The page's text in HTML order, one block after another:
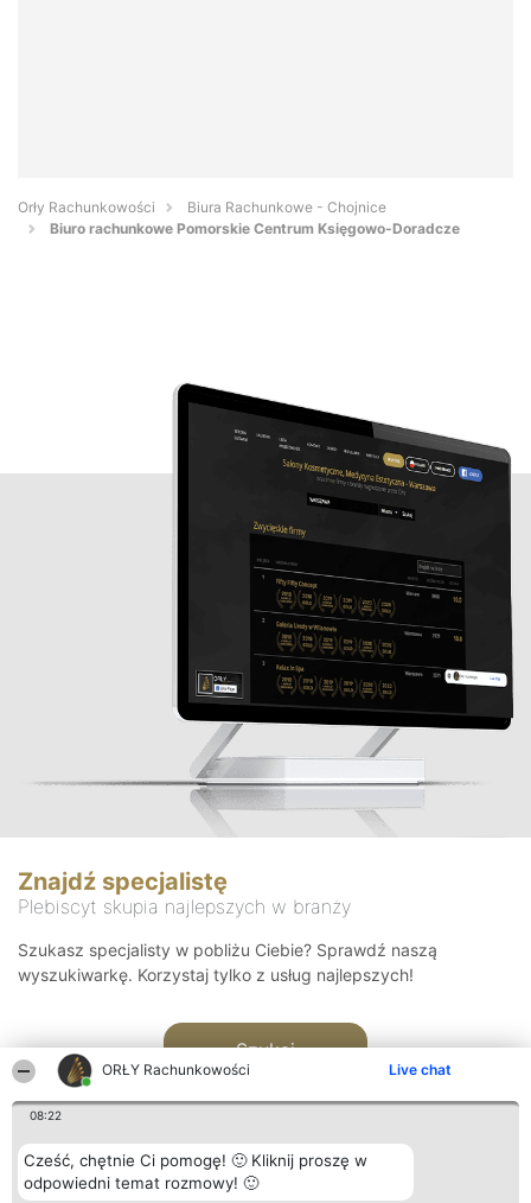
ORŁY Rachunkowości Live chat
08:22
Cześć, chętnie Ci pomogę! 🙂 Kliknij proszę w
odpowiedni temat rozmowy! 🙂
Orły Rachunkowości
Biura Rachunkowe - Chojnice
Biuro rachunkowe Pomorskie Centrum Księgowo-Doradcze
Znajdź specjalistę
Plebiscyt skupia najlepszych w branży
Szukasz specjalisty w pobliżu Ciebie? Sprawdź naszą
wyszukiwarkę. Korzystaj tylko z usług najlepszych!
Szukaj